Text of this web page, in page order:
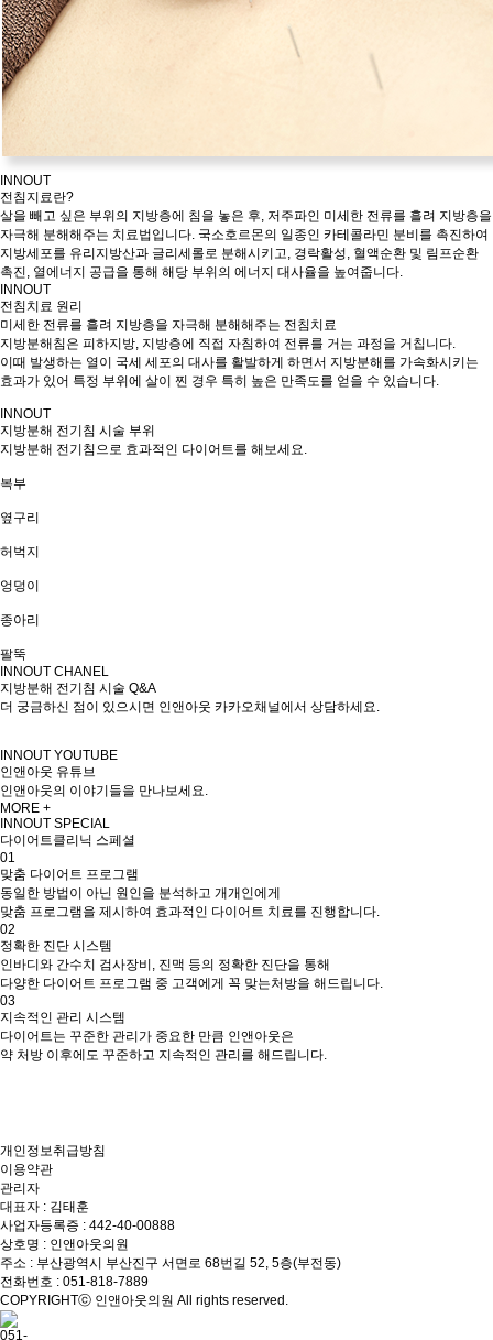
NNOUT
전침지료란?
살을 빼고 싶은 부위의 지방층에 침을 놓은 후, 저주파인 미세한 전류를 흘려 지방층을
자극해 분해해주는 치료법입니다. 국소호르몬의 일종인 카테콜라민 분비를 촉진하여
지방세포를 유리지방산과 글리세롤로 분해시키고, 경락활성, 혈액순환 및 림프순환
촉진, 열에너지 공급을 통해 해당 부위의 에너지 대사율을 높여줍니다.
NNOUT
전침치료 원리
미세한 전류를 흘려 지방층을 자극해 분해해주는 전침치료
지방분해침은 피하지방, 지방층에 직접 자침하여 전류를 거는 과정을 거칩니다.
이때 발생하는 열이 국세 세포의 대사를 활발하게 하면서 지방분해를 가속화시키는
효과가 있어 특정 부위에 살이 찐 경우 특히 높은 만족도를 얻을 수 있습니다.
NNOUT
지방분해 전기침 시술 부위
지방분해 전기침으로 효과적인 다이어트를 해보세요.
복부
옆구리
허벅지
엉덩이
종아리
팔뚝
NNOUT CHANEL
지방분해 전기침 시술 Q&A
더 궁금하신 점이 있으시면 인앤아웃 카카오채널에서 상담하세요.
NNOUT YOUTUBE
인앤아웃 유튜브
인앤아웃의 이야기들을 만나보세요.
MORE +
NNOUT SPECIAL
다이어트클리닉 스페셜
01
맞춤 다이어트 프로그램
동일한 방법이 아닌 원인을 분석하고 개개인에게
맞춤 프로그램을 제시하여 효과적인 다이어트 치료를 진행합니다.
02
정확한 진단 시스템
인바디와 간수치 검사장비, 진맥 등의 정확한 진단을 통해
다양한 다이어트 프로그램 중 고객에게 꼭 맞는처방을 해드립니다.
03
지속적인 관리 시스템
다이어트는 꾸준한 관리가 중요한 만큼 인앤아웃은
약 처방 이후에도 꾸준하고 지속적인 관리를 해드립니다.
개인정보취급방침
이용약관
관리자
대표자 : 김태훈
사업자등록증 : 442-40-00888
상호명 : 인앤아웃의원
주소 : 부산광역시 부산진구 서면로 68번길 52, 5층(부전동)
전화번호 : 051-818-7889
COPYRIGHTⓒ 인앤아웃의원 All rights reserved.
051-